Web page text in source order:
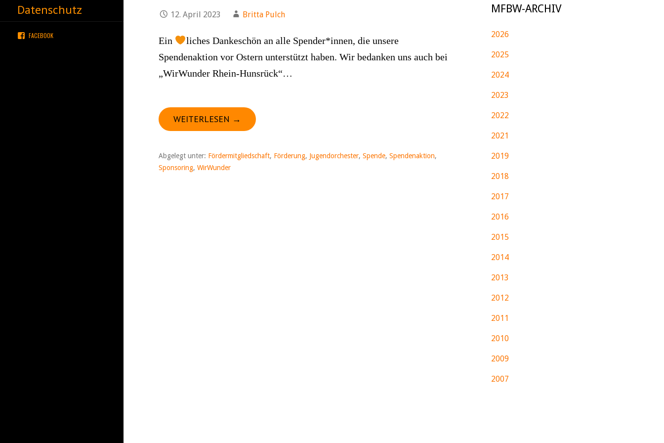
Datenschutz
FACEBOOK
12. April 2023 Britta Pulch
Ein
liches Dankeschön an alle Spender*innen, die unsere
Spendenaktion vor Ostern unterstützt haben. Wir bedanken uns auch bei
„WirWunder Rhein-Hunsrück“…
WEITERLESEN →
Abgelegt unter: Fördermitgliedschaft, Förderung, Jugendorchester, Spende, Spendenaktion,
Sponsoring, WirWunder
MFBW-ARCHIV
2026
2025
2024
2023
2022
2021
2019
2018
2017
2016
2015
2014
2013
2012
2011
2010
2009
2007